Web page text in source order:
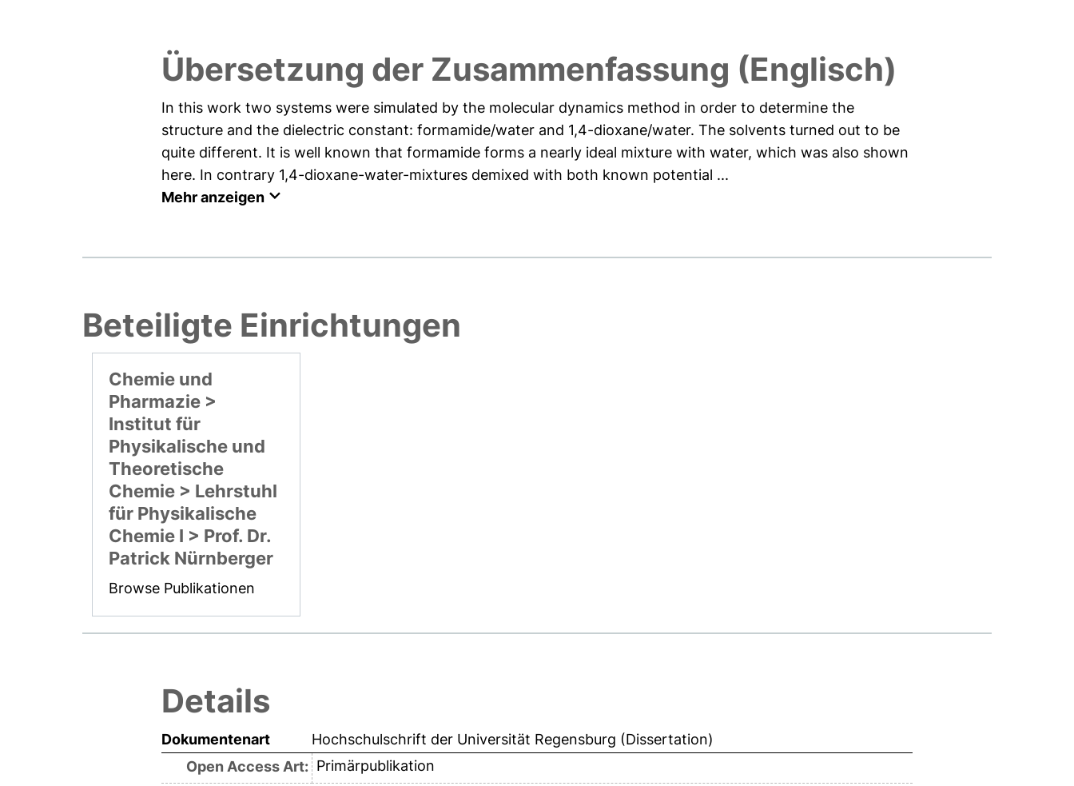
Übersetzung der Zusammenfassung (Englisch)
In this work two systems were simulated by the molecular dynamics method in order to determine the
structure and the dielectric constant: formamide/water and 1,4-dioxane/water. The solvents turned out to be
quite different. It is well known that formamide forms a nearly ideal mixture with water, which was also shown
here. In contrary 1,4-dioxane-water-mixtures demixed with both known potential ...
Mehr anzeigen
Beteiligte Einrichtungen
Chemie und
Pharmazie >
Institut für
Physikalische und
Theoretische
Chemie > Lehrstuhl
für Physikalische
Chemie I > Prof. Dr.
Patrick Nürnberger
Browse Publikationen
Details
Dokumentenart
Hochschulschrift der Universität Regensburg (Dissertation)
Open Access Art: Primärpublikation